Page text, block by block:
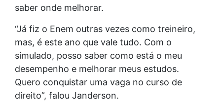
saber onde melhorar.
“Já fiz o Enem outras vezes como treineiro,
mas, é este ano que vale tudo. Com o
simulado, posso saber como está o meu
desempenho e melhorar meus estudos.
Quero conquistar uma vaga no curso de
direito”, falou Janderson.